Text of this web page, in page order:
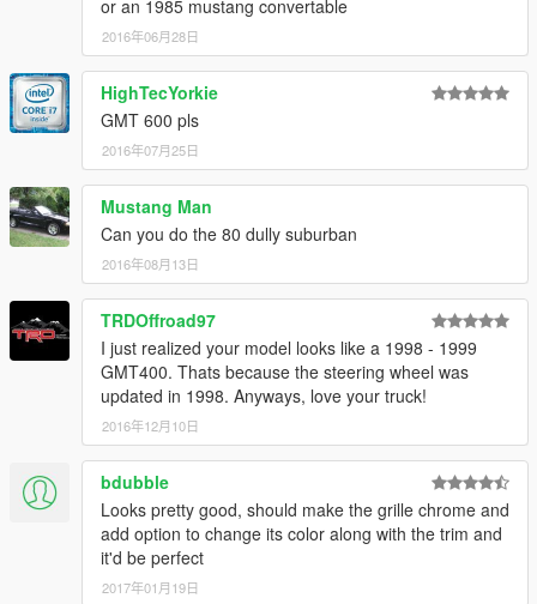
or an 1985 mustang convertable
2016年06月28日
HighTecYorkie
GMT 600 pls
2016年07月25日
Mustang Man
Can you do the 80 dully suburban
2016年08月13日
TRDOffroad97
I just realized your model looks like a 1998 - 1999
GMT400. Thats because the steering wheel was
updated in 1998. Anyways, love your truck!
2016年12月10日
bdubble
Looks pretty good, should make the grille chrome and
add option to change its color along with the trim and
it'd be perfect
2017年01月19日